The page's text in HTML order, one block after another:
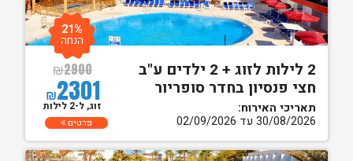
2 לילות לזוג + 2 ילדים ע"ב
חצי פנסיון בחדר סופריור
תאריכי האירוח:
30/08/2026 עד 02/09/2026
₪2900
₪2301
21%
הנחה
זוג, ל-2 לילות
פרטים